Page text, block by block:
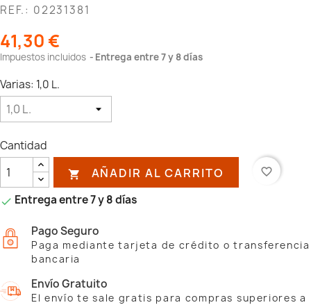
REF.: 02231381
41,30 €
Impuestos incluidos Entrega entre 7 y 8 días
Varias: 1,0 L.
Cantidad
 AÑADIR AL CARRITO favorite_border
 Entrega entre 7 y 8 días
Pago Seguro
Paga mediante tarjeta de crédito o transferencia
bancaria
Envío Gratuito
El envío te sale gratis para compras superiores a